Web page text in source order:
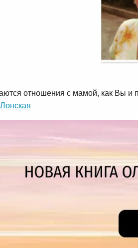
отношения с мамой, как Вы и